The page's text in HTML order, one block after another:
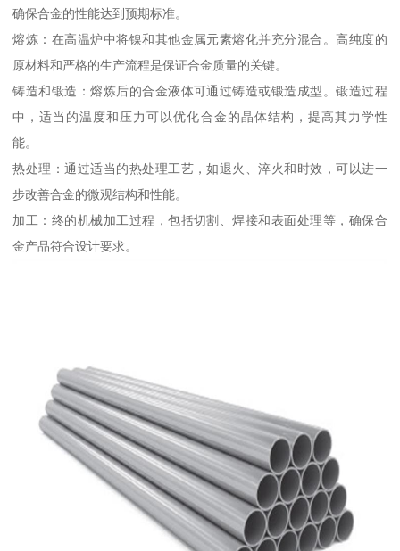
确保合金的性能达到预期标准。
熔炼：在高温炉中将镍和其他金属元素熔化并充分混合。高纯度的
原材料和严格的生产流程是保证合金质量的关键。
铸造和锻造：熔炼后的合金液体可通过铸造或锻造成型。锻造过程
中，适当的温度和压力可以优化合金的晶体结构，提高其力学性
能。
热处理：通过适当的热处理工艺，如退火、淬火和时效，可以进一
步改善合金的微观结构和性能。
加工：终的机械加工过程，包括切割、焊接和表面处理等，确保合
金产品符合设计要求。